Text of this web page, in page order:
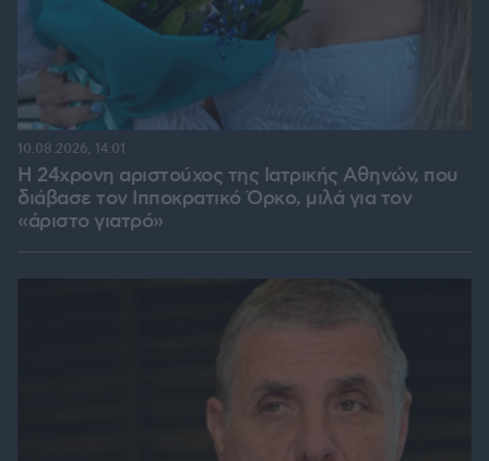
Η 24χρονη αριστούχος της Ιατρικής Αθηνών, που
διάβασε τον Ιπποκρατικό Όρκο, μιλά για τον
«άριστο γιατρό»
10.08.2026, 14:01